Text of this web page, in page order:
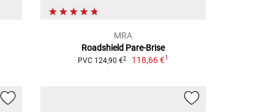
MRA
Roadshield Pare-Brise
PVC 124,90 €2 118,66 €1